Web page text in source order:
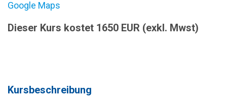
Google Maps
Dieser Kurs kostet 1650 EUR (exkl. Mwst)
Kursbeschreibung